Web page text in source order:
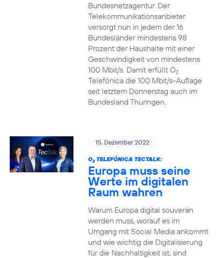
Bundesnetzagentur. Der
Telekommunikationsanbieter
versorgt nun in jedem der 16
Bundesländer mindestens 98
Prozent der Haushalte mit einer
Geschwindigkeit von mindestens
100 Mbit/s. Damit erfüllt O2
Telefónica die 100 Mbit/s-Auflage
seit letztem Donnerstag auch im
Bundesland Thüringen.
15. Dezember 2022
O2TELEFÓNICA TECTALK:
Europa muss seine
Werte im digitalen
Raum wahren
Warum Europa digital souverän
werden muss, worauf es im
Umgang mit Social Media ankommt
und wie wichtig die Digitalisierung
für die Nachhaltigkeit ist, sind